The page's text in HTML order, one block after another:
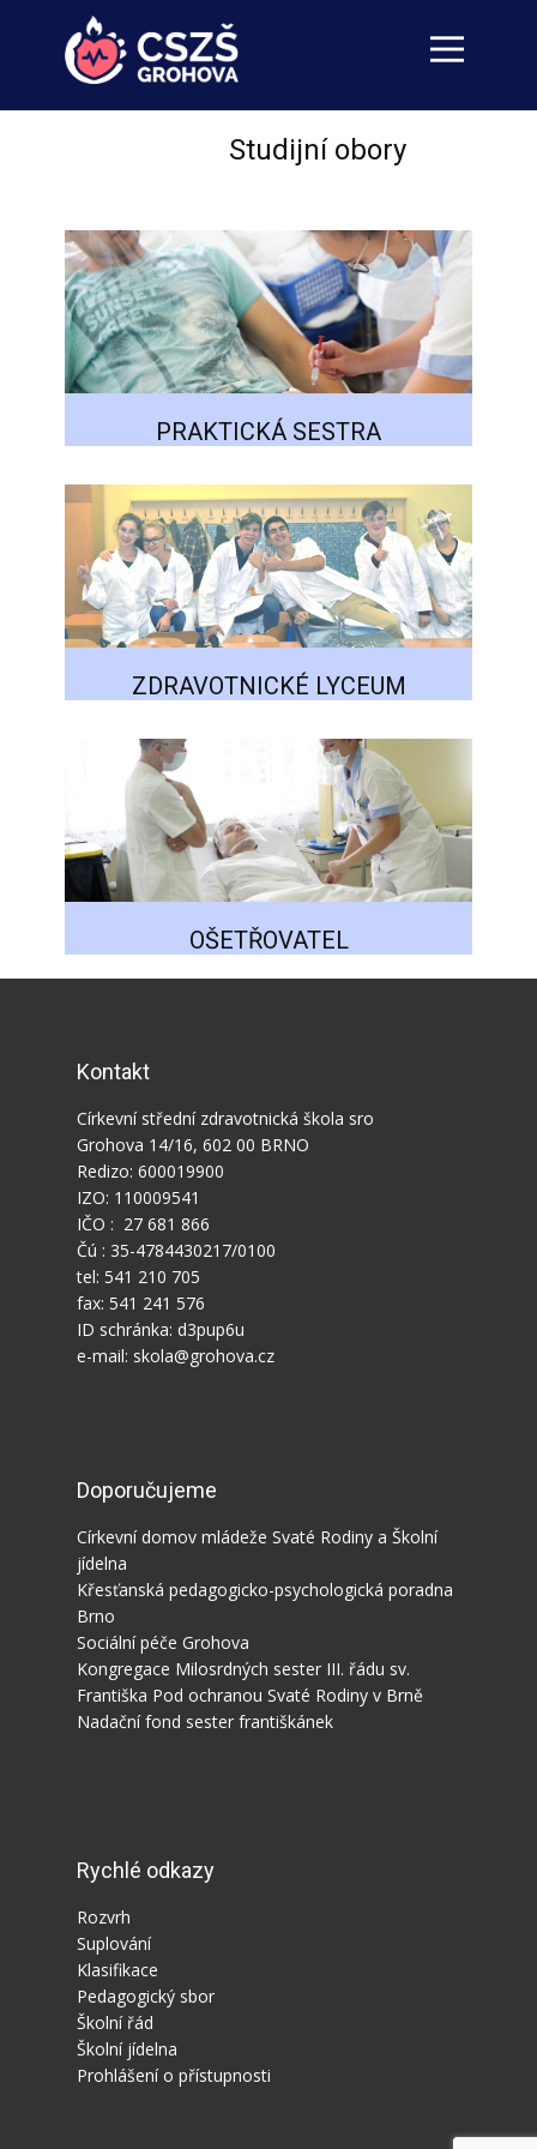
Studijní obory
PRAKTICKÁ SESTRA
ZDRAVOTNICKÉ LYCEUM
OŠETŘOVATEL
Kontakt
Církevní střední zdravotnická škola sro
Grohova 14/16, 602 00 BRNO
Redizo: 600019900
IZO: 110009541
IČO : 27 681 866
Čú : 35-4784430217/0100
tel: 541 210 705
fax: 541 241 576
ID schránka: d3pup6u
e-mail: skola@grohova.cz
Doporučujeme
Církevní domov mládeže Svaté Rodiny a Školní
jídelna
Křesťanská pedagogicko-psychologická poradna
Brno
Sociální péče Grohova
Kongregace Milosrdných sester III. řádu sv.
Františka Pod ochranou Svaté Rodiny v Brně
Nadační fond sester františkánek
Rychlé odkazy
Rozvrh
Suplování
Klasifikace
Pedagogický sbor
Školní řád
Školní jídelna
Prohlášení o přístupnosti